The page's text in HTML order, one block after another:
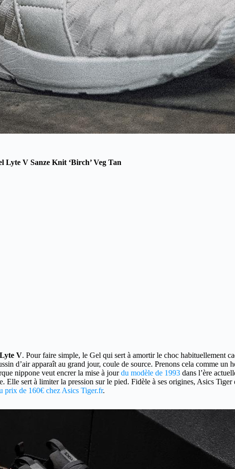
Lyte V Sanze Knit ‘Birch’ Veg Tan
V. Pour faire simple, le Gel qui sert à amortir le choc habituellement
d’air apparaît au grand jour, coule de source. Prenons cela comme un
nippone veut encrer la mise à jourdu modèle de 1993 dans l’ère
sert à limiter la pression sur le pied. Fidèle à ses origines, Asics Tiger
prix de 160€ chez Asics Tiger.fr.